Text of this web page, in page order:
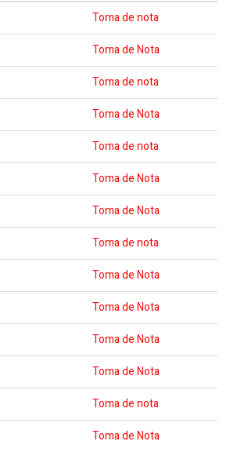
Toma de nota
Toma de Nota
Toma de nota
Toma de Nota
Toma de nota
Toma de Nota
Toma de Nota
Toma de nota
Toma de Nota
Toma de Nota
Toma de Nota
Toma de Nota
Toma de nota
Toma de Nota